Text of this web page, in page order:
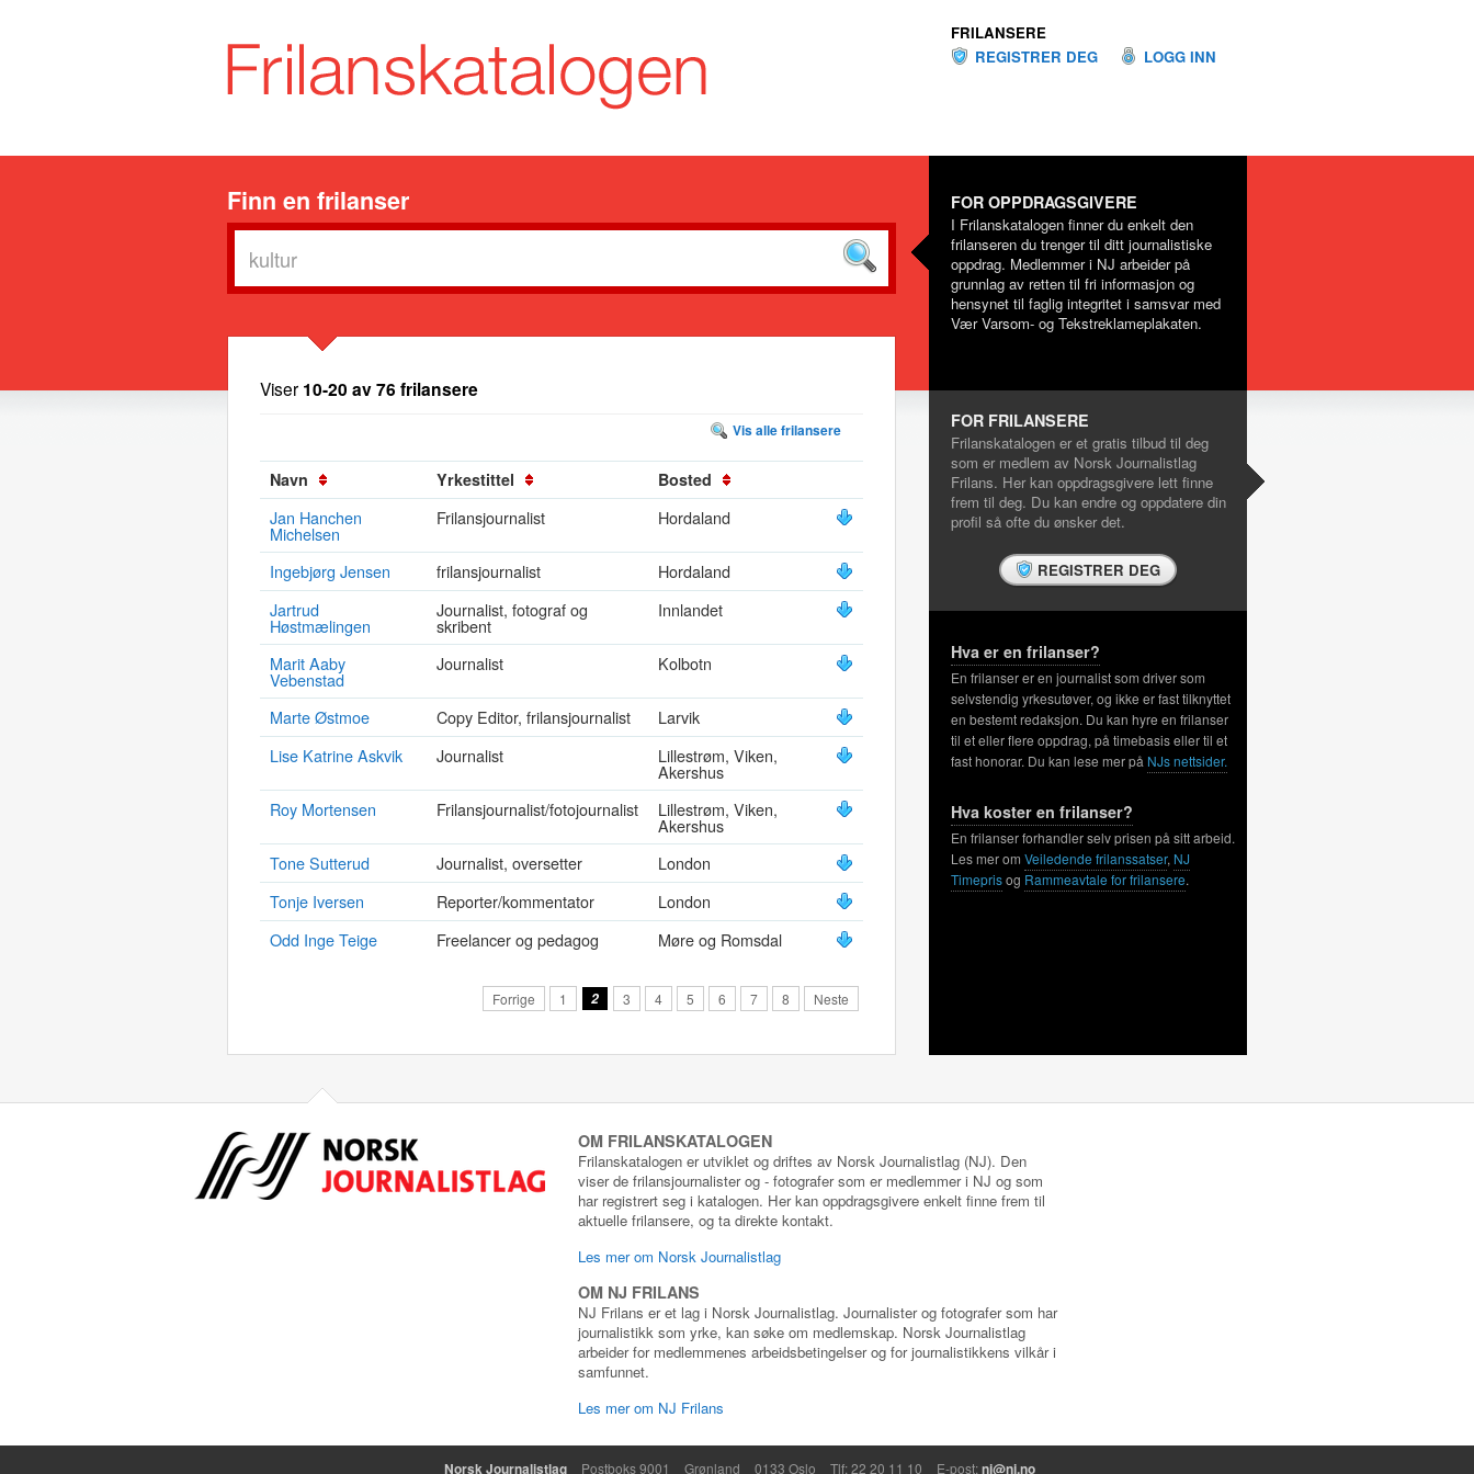
FRILANSERE
REGISTRER DEG
LOGG INN
Finn en frilanser FOR OPPDRAGSGIVERE
I Frilanskatalogen finner du enkelt den
frilanseren du trenger til ditt journalistiske
oppdrag. Medlemmer i NJ arbeider på
grunnlag av retten til fri informasjon og
hensynet til faglig integritet i samsvar med
Vær Varsom- og Tekstreklameplakaten.
Viser 10-20 av 76 frilansere
Vis alle frilansere
Navn Yrkestittel Bosted
Jan Hanchen
Michelsen
Frilansjournalist Hordaland
Ingebjørg Jensen frilansjournalist
Hordaland
Jartrud
Høstmælingen
Journalist, fotograf og
skribent
Innlandet
Marit Aaby
Vebenstad
Journalist Kolbotn
Marte Østmoe Copy Editor, frilansjournalist
Larvik
Lise Katrine Askvik
Journalist Lillestrøm, Viken,
Akershus
Roy Mortensen
Frilansjournalist/fotojournalist Lillestrøm, Viken,
Akershus
Tone Sutterud
Journalist, oversetter
London
Tonje Iversen
Reporter/kommentator
London
Odd Inge Teige
Freelancer og pedagog Møre og Romsdal
Forrige 1 2 3 4 5 6 7 8 Neste
FOR FRILANSERE
Frilanskatalogen er et gratis tilbud til deg
som er medlem av Norsk Journalistlag
Frilans. Her kan oppdragsgivere lett finne
frem til deg. Du kan endre og oppdatere din
profil så ofte du ønsker det.
REGISTRER DEG
Hva er en frilanser?
En frilanser er en journalist som driver som
selvstendig yrkesutøver, og ikke er fast tilknyttet
en bestemt redaksjon. Du kan hyre en frilanser
til et eller flere oppdrag, på timebasis eller til et
fast honorar. Du kan lese mer på NJs nettsider.
Hva koster en frilanser?
En frilanser forhandler selv prisen på sitt arbeid.
Les mer om Veiledende frilanssatser, NJ
Timeprisog Rammeavtale for frilansere.
OM FRILANSKATALOGEN
Frilanskatalogen er utviklet og driftes av Norsk Journalistlag (NJ). Den
viser de frilansjournalister og - fotografer som er medlemmer i NJ og som
har registrert seg i katalogen. Her kan oppdragsgivere enkelt finne frem til
aktuelle frilansere, og ta direkte kontakt.
Les mer om Norsk Journalistlag
OM NJ FRILANS
NJ Frilans er et lag i Norsk Journalistlag. Journalister og fotografer som har
journalistikk som yrke, kan søke om medlemskap. Norsk Journalistlag
arbeider for medlemmenes arbeidsbetingelser og for journalistikkens vilkår i
samfunnet.
Les mer om NJ Frilans
Norsk Journalistlag Postboks 9001 Grønland 0133 Oslo Tlf: 22 20 11 10 E-post:nj@nj.no